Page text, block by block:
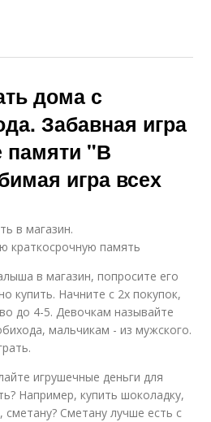
дома с
Забавная игра
памяти "В
игра всех
в магазин.
краткосрочную память
в магазин, попросите его
купить. Начните с 2х покупок,
до 4-5. Девочкам называйте
мальчикам - из мужского.
игрушечные деньги для
Например, купить шоколадку,
Сметану лучше есть с